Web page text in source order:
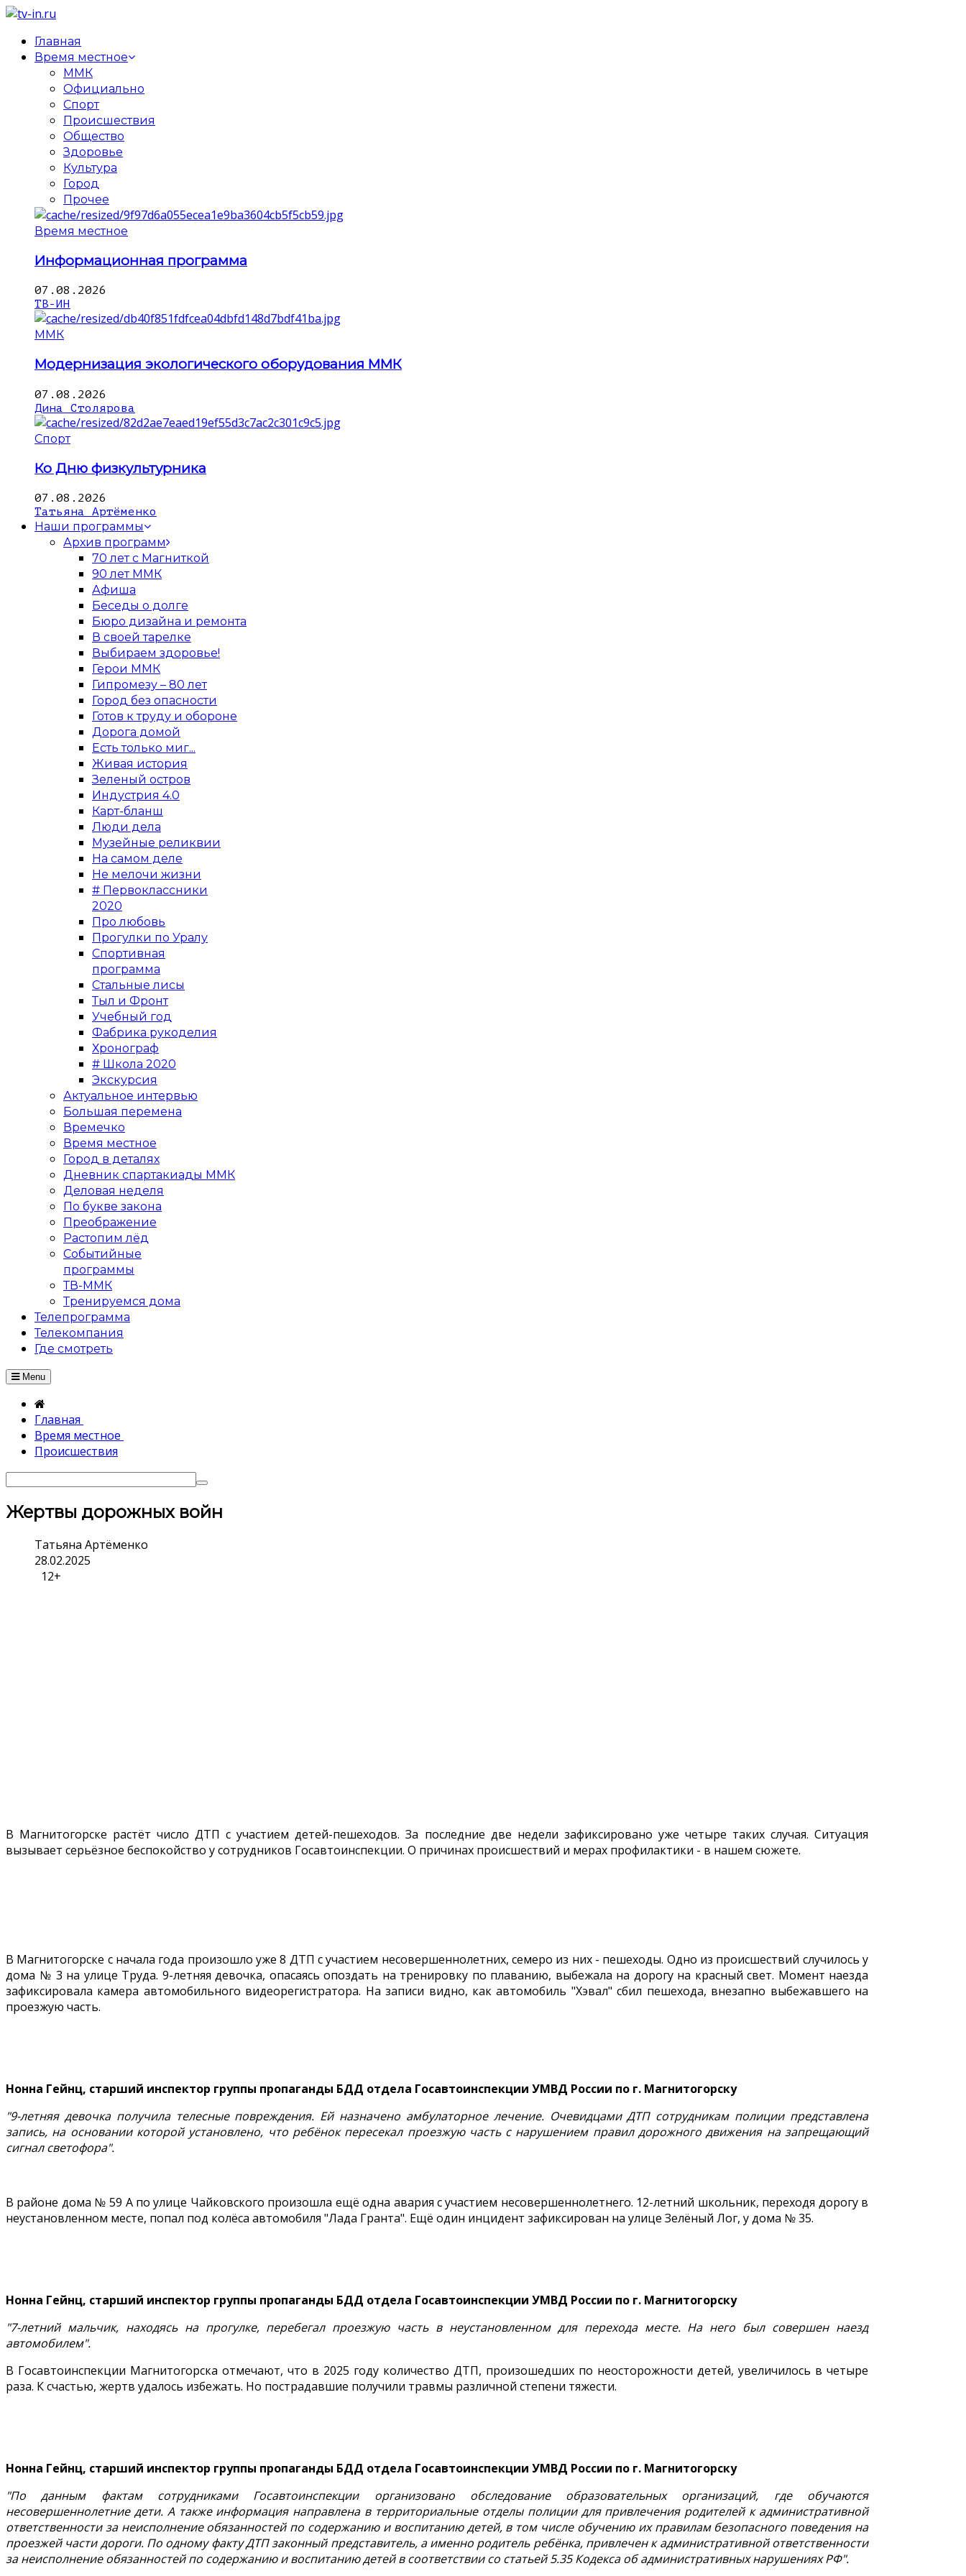
Главная
Время местное
ММК
Официально
Спорт
Происшествия
Общество
Здоровье
Культура
Город
Прочее
Время местное
Информационная программа
07.08.2026
ТВ-ИН
ММК
Модернизация экологического оборудования ММК
07.08.2026
Дина Столярова
Спорт
Ко Дню физкультурника
07.08.2026
Татьяна Артёменко
Наши программы
Архив программ
70 лет с Магниткой
90 лет ММК
Афиша
Беседы о долге
Бюро дизайна и ремонта
В своей тарелке
Выбираем здоровье!
Герои ММК
Гипромезу – 80 лет
Город без опасности
Готов к труду и обороне
Дорога домой
Есть только миг...
Живая история
Зеленый остров
Индустрия 4.0
Карт-бланш
Люди дела
Музейные реликвии
На самом деле
Не мелочи жизни
# Первоклассники
2020
Про любовь
Прогулки по Уралу
Спортивная
программа
Стальные лисы
Тыл и Фронт
Учебный год
Фабрика рукоделия
Хронограф
# Школа 2020
Экскурсия
Актуальное интервью
Большая перемена
Времечко
Время местное
Город в деталях
Дневник спартакиады ММК
Деловая неделя
По букве закона
Преображение
Растопим лёд
Событийные
программы
ТВ-ММК
Тренируемся дома
Телепрограмма
Телекомпания
Где смотреть
Menu
Главная
Время местное
Происшествия
Жертвы дорожных войн
Татьяна Артёменко
28.02.2025
12+
В Магнитогорске растёт число ДТП с участием детей-пешеходов. За последние две недели зафиксировано уже четыре таких случая. Ситуация
вызывает серьёзное беспокойство у сотрудников Госавтоинспекции. О причинах происшествий и мерах профилактики - в нашем сюжете.
В Магнитогорске с начала года произошло уже 8 ДТП с участием несовершеннолетних, семеро из них - пешеходы. Одно из происшествий случилось у
дома № 3 на улице Труда. 9-летняя девочка, опасаясь опоздать на тренировку по плаванию, выбежала на дорогу на красный свет. Момент наезда
зафиксировала камера автомобильного видеорегистратора. На записи видно, как автомобиль "Хэвал" сбил пешехода, внезапно выбежавшего на
проезжую часть.
Нонна Гейнц, старший инспектор группы пропаганды БДД отдела Госавтоинспекции УМВД России по г. Магнитогорску
"9-летняя девочка получила телесные повреждения. Ей назначено амбулаторное лечение. Очевидцами ДТП сотрудникам полиции представлена
запись, на основании которой установлено, что ребёнок пересекал проезжую часть с нарушением правил дорожного движения на запрещающий
сигнал светофора".
В районе дома № 59 А по улице Чайковского произошла ещё одна авария с участием несовершеннолетнего. 12-летний школьник, переходя дорогу в
неустановленном месте, попал под колёса автомобиля "Лада Гранта". Ещё один инцидент зафиксирован на улице Зелёный Лог, у дома № 35.
Нонна Гейнц, старший инспектор группы пропаганды БДД отдела Госавтоинспекции УМВД России по г. Магнитогорску
"7-летний мальчик, находясь на прогулке, перебегал проезжую часть в неустановленном для перехода месте. На него был совершен наезд
автомобилем".
В Госавтоинспекции Магнитогорска отмечают, что в 2025 году количество ДТП, произошедших по неосторожности детей, увеличилось в четыре
раза. К счастью, жертв удалось избежать. Но пострадавшие получили травмы различной степени тяжести.
Нонна Гейнц, старший инспектор группы пропаганды БДД отдела Госавтоинспекции УМВД России по г. Магнитогорску
"По данным фактам сотрудниками Госавтоинспекции организовано обследование образовательных организаций, где обучаются
несовершеннолетние дети. А также информация направлена в территориальные отделы полиции для привлечения родителей к административной
ответственности за неисполнение обязанностей по содержанию и воспитанию детей, в том числе обучению их правилам безопасного поведения на
проезжей части дороги. По одному факту ДТП законный представитель, а именно родитель ребёнка, привлечен к административной ответственности
за неисполнение обязанностей по содержанию и воспитанию детей в соответствии со статьей 5.35 Кодекса об административных нарушениях РФ".